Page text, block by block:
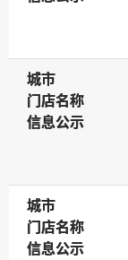
城市
城市
门店名称
门店名称
信息公示
信息公示
城市
城市
门店名称
门店名称
信息公示
信息公示